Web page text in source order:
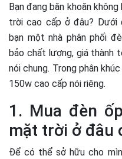
Bạn đang băn khoăn
trời cao cấp ở đâu? Dưới
bạn một nhà phân phối
bảo chất lượng, giá
nói chung. Trong phân
150w cao cấp nói riêng.
1. Mua đèn
mặt trời ở đâu
Để có thể sở hữu cho